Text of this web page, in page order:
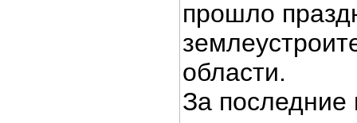
прошло
области.
За последние